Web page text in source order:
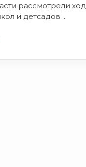
рассмотрели ход
и детсадов ...